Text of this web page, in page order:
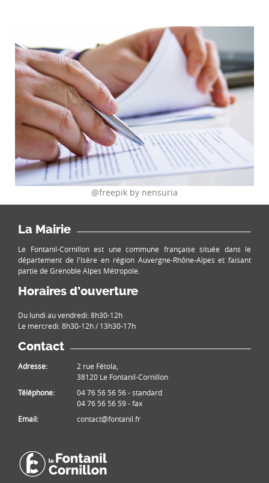
@freepik by nensuria
La Mairie
Le Fontanil-Cornillon est une commune française située dans le
département de l'Isère en région Auvergne-Rhône-Alpes et faisant
partie de Grenoble Alpes Métropole.
Horaires d’ouverture
Du lundi au vendredi: 8h30-12h
Le mercredi: 8h30-12h / 13h30-17h
Contact
Adresse:
2 rue Fétola,
38120 Le Fontanil-Cornillon
Téléphone:
04 76 56 56 56 - standard
04 76 56 56 59 - fax
Email:
contact@fontanil.fr